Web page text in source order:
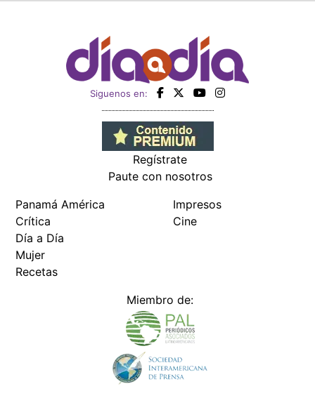
Siguenos en:
Regístrate
Paute con nosotros
Panamá América
Crítica
Día a Día
Mujer
Recetas
Impresos
Cine
Miembro de: